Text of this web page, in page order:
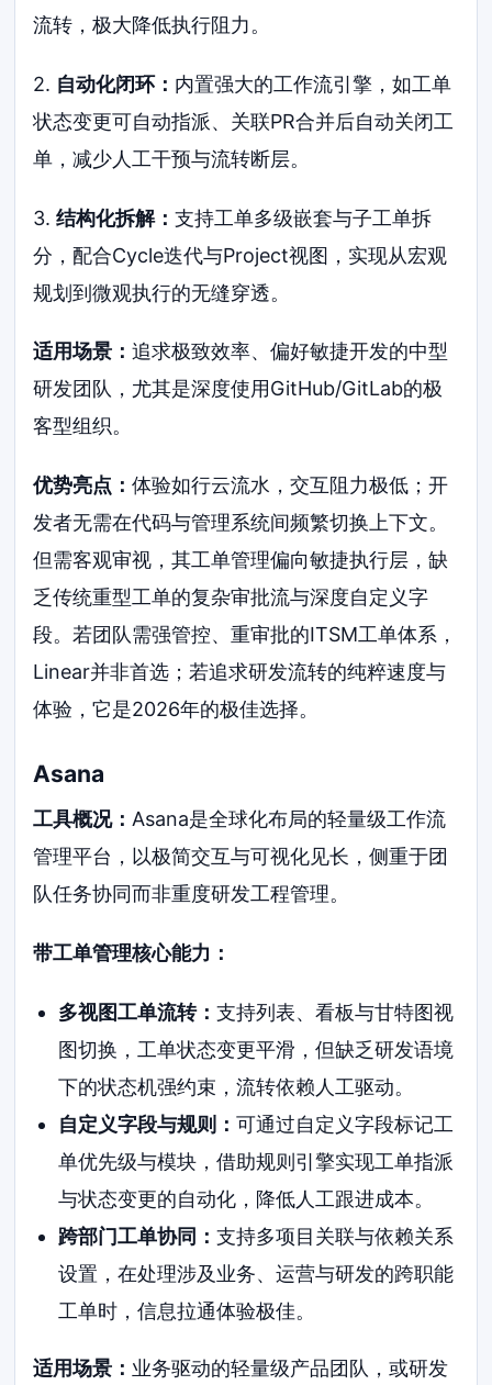
流转，极大降低执行阻力。
2. 自动化闭环： 内置强大的工作流引擎，如工单
状态变更可自动指派、关联PR合并后自动关闭工
单，减少人工干预与流转断层。
3.结构化拆解：支持工单多级嵌套与子工单拆
分，配合Cycle迭代与Project视图，实现从宏观
规划到微观执行的无缝穿透。
适用场景：追求极致效率、偏好敏捷开发的中型
研发团队，尤其是深度使用GitHub/GitLab的极
客型组织。
优势亮点：体验如行云流水，交互阻力极低；开
发者无需在代码与管理系统间频繁切换上下文。
但需客观审视，其工单管理偏向敏捷执行层，缺
乏传统重型工单的复杂审批流与深度自定义字
段。若团队需强管控、重审批的ITSM工单体系，
Linear并非首选；若追求研发流转的纯粹速度与
体验，它是2026年的极佳选择。
Asana
工具概况： Asana是全球化布局的轻量级工作流
管理平台，以极简交互与可视化见长，侧重于团
队任务协同而非重度研发工程管理。
带工单管理核心能力：
多视图工单流转： 支持列表、看板与甘特图视
图切换，工单状态变更平滑，但缺乏研发语境
下的状态机强约束，流转依赖人工驱动。
自定义字段与规则： 可通过自定义字段标记工
单优先级与模块，借助规则引擎实现工单指派
与状态变更的自动化，降低人工跟进成本。
跨部门工单协同： 支持多项目关联与依赖关系
设置，在处理涉及业务、运营与研发的跨职能
工单时，信息拉通体验极佳。
适用场景： 业务驱动的轻量级产品团队，或研发